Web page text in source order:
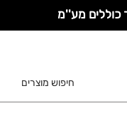
כוללים מע''מ